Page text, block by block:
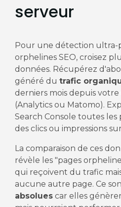
serveur
Pour une détection ultra-
orphelines SEO, croisez
données. Récupérez
généré du trafic
derniers mois depuis
(Analytics ou Matomo).
Search Console toutes les
des clics ou impressions
La comparaison de ces
révèle les "pages
qui reçoivent du trafic
aucune autre page. Ce
absoluescar elles